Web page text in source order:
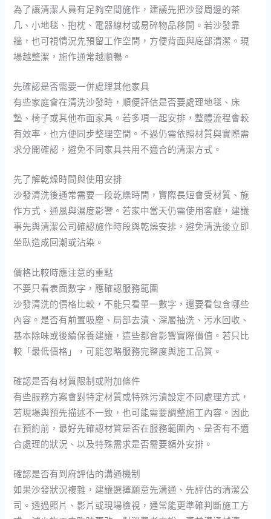
為了讓清潔人員有足夠空間施作，建議先把沙發周邊的茶
几、小地毯、抱枕、電器線材或易碎物品移開。若沙發靠
牆，也可視情況先預留工作空間，方便背面與底部清潔。現
場越整潔，施作通常越順暢。
先確認是否需要一併處理其他家具
有些家庭會在清洗沙發時，順便評估是否要處理地毯、床
墊、椅子或其他布面家具。若多項一起安排，整體流程會較
有效率，也方便同步整理空間。不過仍需依照材質與實際需
求分開確認，避免不同家具共用不適合的清潔方式。
先了解乾燥時間與使用安排
沙發清洗後通常需要一段乾燥時間，實際長短會受材質、施
作方式、通風與濕度影響。若家中當天仍需使用客廳，建議
事先與清潔公司確認施作時段與乾燥安排，避免清洗後立即
坐臥造成回潮或沾染。
價格比較時應注意的重點
不要只看表面數字，應確認服務範圍
沙發清洗的價格比較，不能只看單一數字，還要看包含哪些
內容。是否有前置吸塵、局部去漬、深層抽洗、污水回收、
基本除味或後續保養建議，這些都會影響實際價值。若只比
較「最低價格」，可能忽略服務完整度與施工品質。
確認是否有材質限制或附加條件
有些服務方案會對特定材質或特殊污漬設定不同處理方式，
若現場與預先描述不一致，也可能需要調整施工內容。因此
在預約前，最好先確認材質是否在服務範圍內、是否有不適
合處理的狀況、以及特殊需求是否需要額外安排。
確認是否有到府評估的溝通機制
如果沙發狀況複雜，建議選擇願意先溝通、先評估的清潔公
司。透過照片、影片或現場檢視，通常能更準確判斷施工方